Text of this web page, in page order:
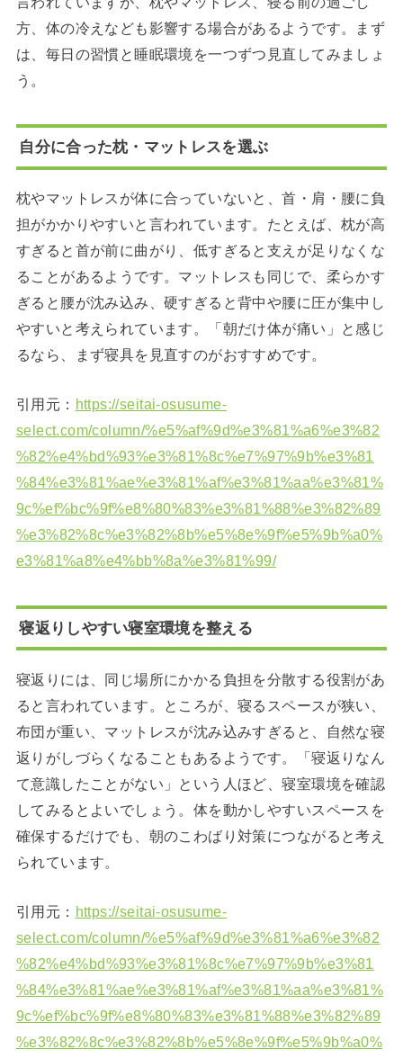
方、体の冷えなども影響する場合があるようです。まず
は、毎日の習慣と睡眠環境を一つずつ見直してみましょ
う。
自分に合った枕・マットレスを選ぶ
枕やマットレスが体に合っていないと、首・肩・腰に負
担がかかりやすいと言われています。たとえば、枕が高
すぎると首が前に曲がり、低すぎると支えが足りなくな
ることがあるようです。マットレスも同じで、柔らかす
ぎると腰が沈み込み、硬すぎると背中や腰に圧が集中し
やすいと考えられています。「朝だけ体が痛い」と感じ
るなら、まず寝具を見直すのがおすすめです。
引用元： https://seitai-osusume-
select.com/column/%e5%af%9d%e3%81%a6%e3%82
%82%e4%bd%93%e3%81%8c%e7%97%9b%e3%81
%84%e3%81%ae%e3%81%af%e3%81%aa%e3%81%
9c%ef%bc%9f%e8%80%83%e3%81%88%e3%82%89
%e3%82%8c%e3%82%8b%e5%8e%9f%e5%9b%a0%
e3%81%a8%e4%bb%8a%e3%81%99/
寝返りしやすい寝室環境を整える
寝返りには、同じ場所にかかる負担を分散する役割があ
ると言われています。ところが、寝るスペースが狭い、
布団が重い、マットレスが沈み込みすぎると、自然な寝
返りがしづらくなることもあるようです。「寝返りなん
て意識したことがない」という人ほど、寝室環境を確認
してみるとよいでしょう。体を動かしやすいスペースを
確保するだけでも、朝のこわばり対策につながると考え
られています。
引用元： https://seitai-osusume-
select.com/column/%e5%af%9d%e3%81%a6%e3%82
%82%e4%bd%93%e3%81%8c%e7%97%9b%e3%81
%84%e3%81%ae%e3%81%af%e3%81%aa%e3%81%
9c%ef%bc%9f%e8%80%83%e3%81%88%e3%82%89
%e3%82%8c%e3%82%8b%e5%8e%9f%e5%9b%a0%